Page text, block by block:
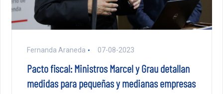
Fernanda Araneda 07-08-2023
Pacto fiscal: Ministros Marcel y Grau detallan
medidas para pequeñas y medianas empresas